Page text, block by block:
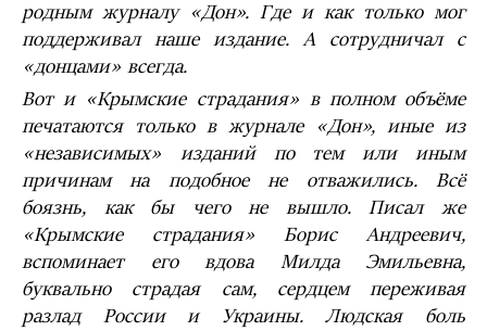
родным журналу «Дон». Где и как только мог
поддерживал наше издание. А сотрудничал с
«донцами» всегда.
Вот и «Крымские страдания» в полном объёме
печатаются только в журнале «Дон», иные из
«независимых» изданий по тем или иным
причинам на подобное не отважились. Всё
боязнь, как бы чего не вышло. Писал же
«Крымские страдания» Борис Андреевич,
вспоминает его вдова Милда Эмильевна,
буквально страдая сам, сердцем переживая
разлад России и Украины. Людская боль